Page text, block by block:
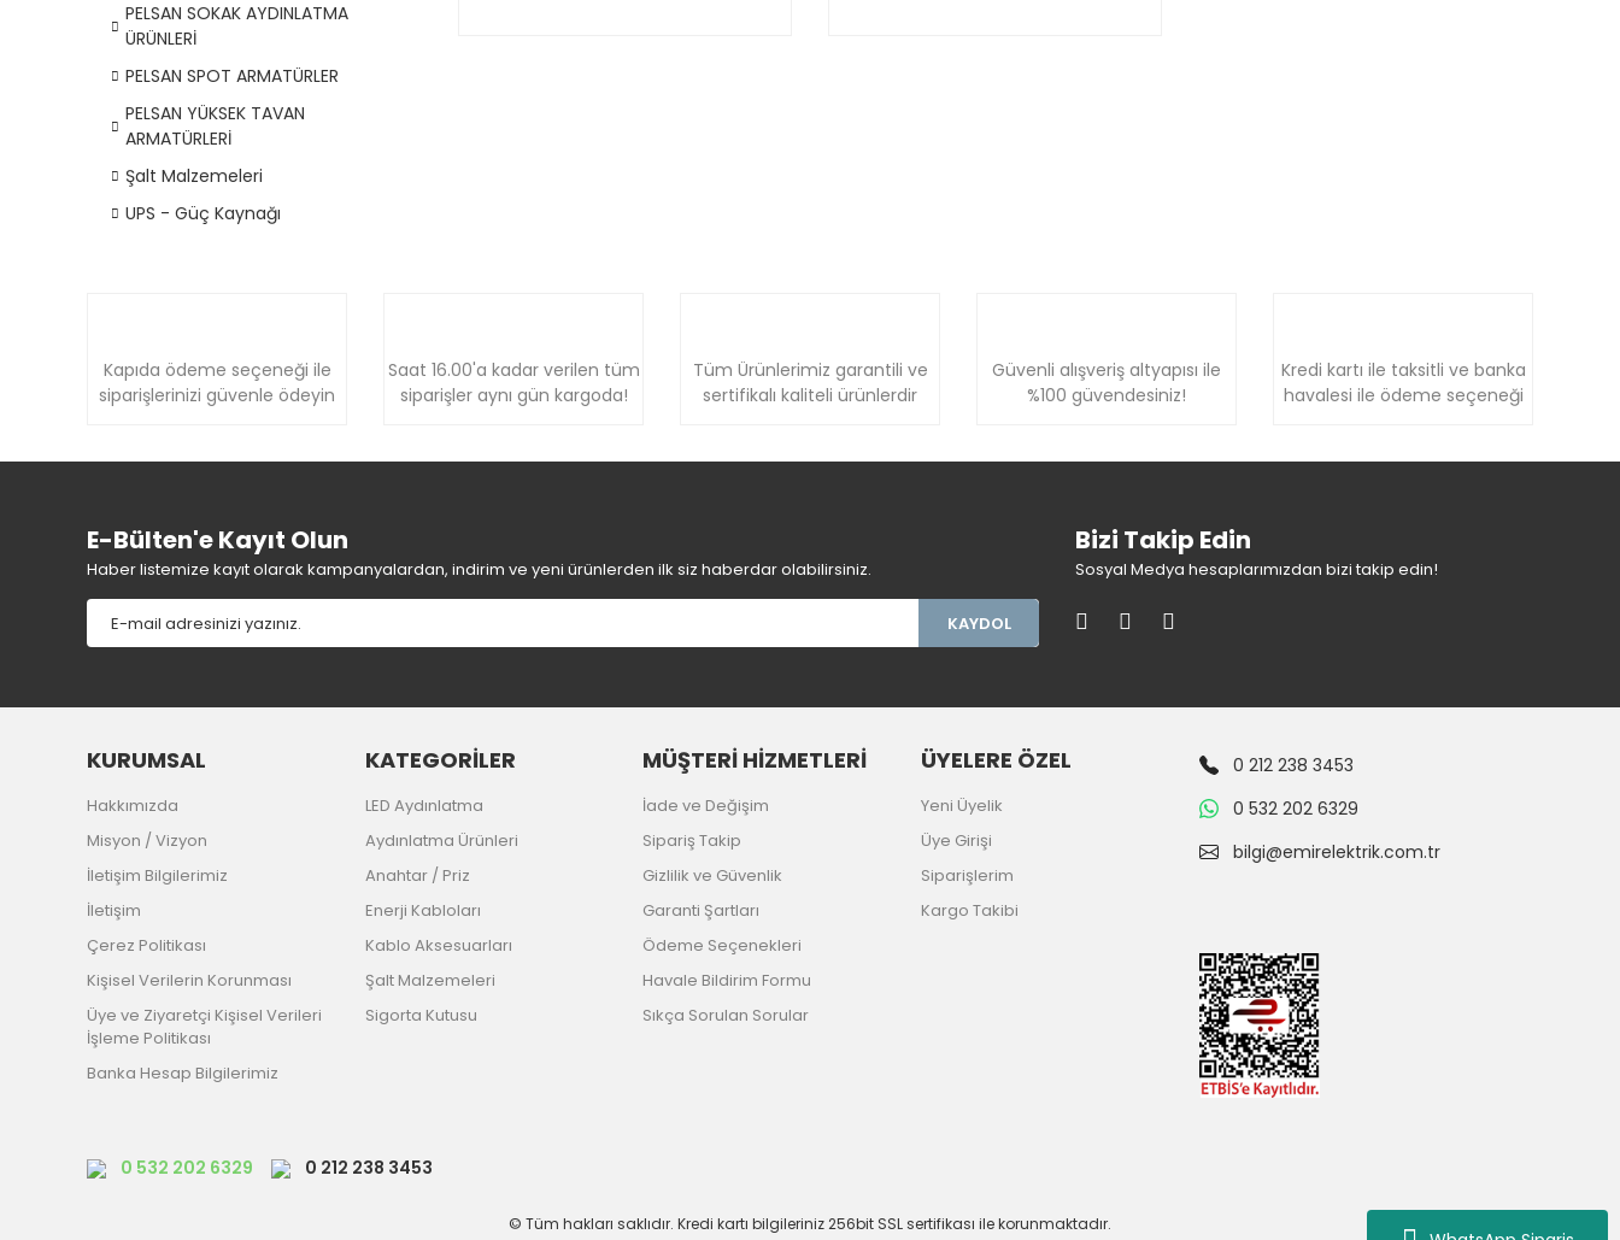
PELSAN SOKAK AYDINLATMA
ÜRÜNLERİ
PELSAN SPOT ARMATÜRLER
PELSAN YÜKSEK TAVAN
ARMATÜRLERİ
Şalt Malzemeleri
UPS - Güç Kaynağı
Kapıda ödeme seçeneği ile
siparişlerinizi güvenle ödeyin
Saat 16.00'a kadar verilen tüm
siparişler aynı gün kargoda!
Tüm Ürünlerimiz garantili ve
sertifikalı kaliteli ürünlerdir
Güvenli alışveriş altyapısı ile
%100 güvendesiniz!
Kredi kartı ile taksitli ve banka
havalesi ile ödeme seçeneği
E-Bülten'e Kayıt Olun
Haber listemize kayıt olarak kampanyalardan, indirim ve yeni ürünlerden ilk siz haberdar olabilirsiniz.
KAYDOL
Bizi Takip Edin
Sosyal Medya hesaplarımızdan bizi takip edin!
KURUMSAL
Hakkımızda
Misyon / Vizyon
İletişim Bilgilerimiz
İletişim
Çerez Politikası
Kişisel Verilerin Korunması
Üye ve Ziyaretçi Kişisel Verileri
İşleme Politikası
Banka Hesap Bilgilerimiz
KATEGORİLER
LED Aydınlatma
Aydınlatma Ürünleri
Anahtar / Priz
Enerji Kabloları
Kablo Aksesuarları
Şalt Malzemeleri
Sigorta Kutusu
MÜŞTERİ HİZMETLERİ
İade ve Değişim
Sipariş Takip
Gizlilik ve Güvenlik
Garanti Şartları
Ödeme Seçenekleri
Havale Bildirim Formu
Sıkça Sorulan Sorular
ÜYELERE ÖZEL
Yeni Üyelik
Üye Girişi
Siparişlerim
Kargo Takibi
0 212 238 3453
0 532 202 6329
bilgi@emirelektrik.com.tr
0 532 202 6329 0 212 238 3453
© Tüm hakları saklıdır. Kredi kartı bilgileriniz 256bit SSL sertifikası ile korunmaktadır.